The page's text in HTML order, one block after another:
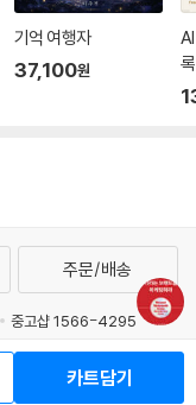
기억 여행자
37,100원
카트담기
주문/배송
중고샵 1566-4295